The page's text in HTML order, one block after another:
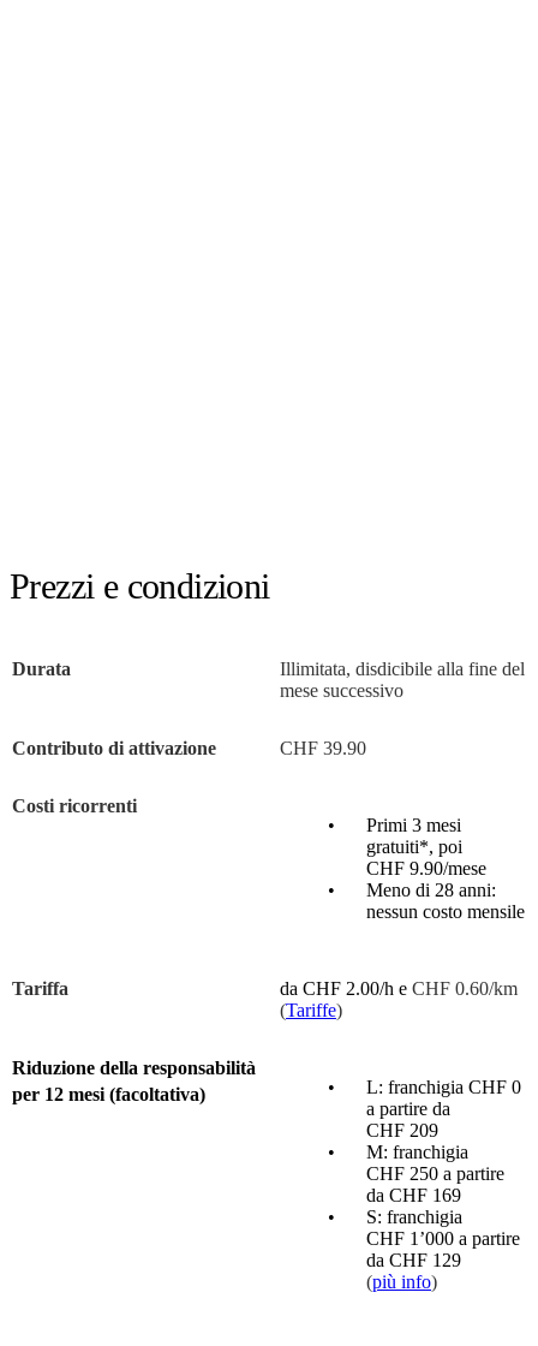
Prezzi e condizioni
Durata
Illimitata, disdicibile alla fine del
mese successivo
Contributo di attivazione CHF 39.90
Costi ricorrenti
Primi 3 mesi
gratuiti*, poi
CHF 9.90/mese
Meno di 28 anni:
nessun costo mensile
Tariffa da CHF 2.00/h e CHF 0.60/km
(Tariffe)
Riduzione della responsabilità
per 12 mesi (facoltativa)
L: franchigia CHF 0
a partire da
CHF 209
M: franchigia
CHF 250 a partire
da CHF 169
S: franchigia
CHF 1’000 a partire
da CHF 129
(più info)